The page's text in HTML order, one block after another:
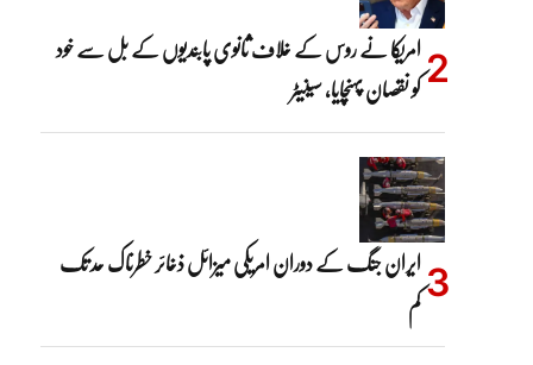
امریکا نے روس کے خلاف ثانوی پابندیوں کے بل سے خود
کو نقصان پہنچایا، سینیٹر
ایران جنگ کے دوران امریکی میزائل ذخائر خطرناک حد تک
کم